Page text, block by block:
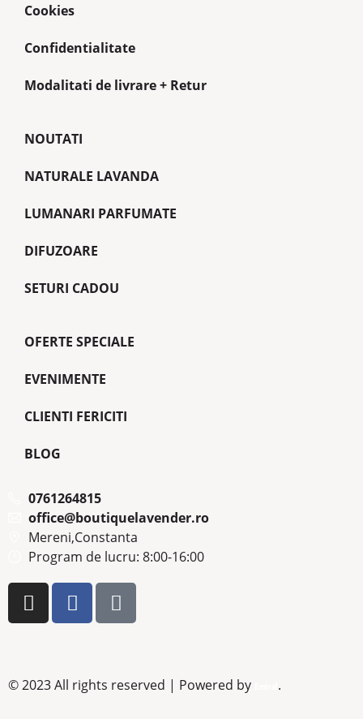
Cookies
Confidentialitate
Modalitati de livrare + Retur
NOUTATI
NATURALE LAVANDA
LUMANARI PARFUMATE
DIFUZOARE
SETURI CADOU
OFERTE SPECIALE
EVENIMENTE
CLIENTI FERICITI
BLOG
0761264815
office@boutiquelavender.ro
Mereni,Constanta
Program de lucru: 8:00-16:00
© 2023 All rights reserved | Powered by .